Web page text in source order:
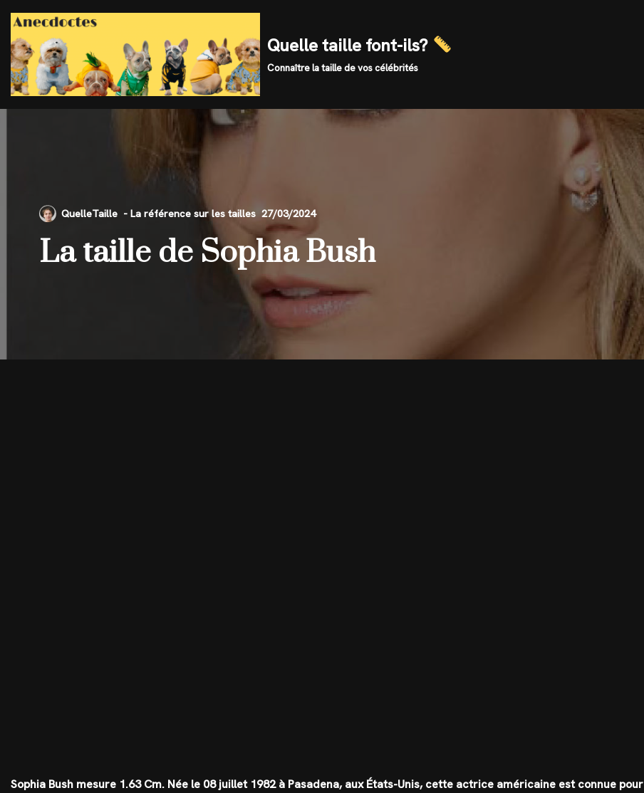
Skip
to
content
Quelle taille font-ils?
Connaître la taille de vos célébrités
QuelleTaille 27/03/2024
La taille de Sophia Bush
Sophia Bush mesure 1.63 Cm. Née le 08 juillet 1982 à Pasadena, aux États-Unis, cette actrice américaine est connue pour